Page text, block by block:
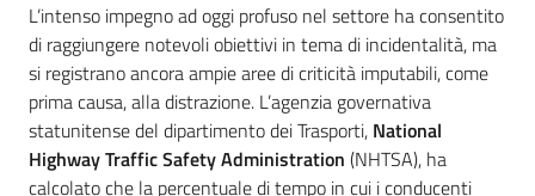
L’intenso impegno ad oggi profuso nel settore ha consentito
di raggiungere notevoli obiettivi in tema di incidentalità, ma
si registrano ancora ampie aree di criticità imputabili, come
prima causa, alla distrazione. L’agenzia governativa
statunitense del dipartimento dei Trasporti, National
Highway Traffic Safety Administration (NHTSA), ha
calcolato che la percentuale di tempo in cui i conducenti